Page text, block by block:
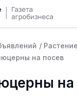
/
на посев
на